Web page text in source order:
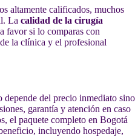
altamente calificados, muchos
La calidad de la cirugía
favor si lo comparas con
la clínica y el profesional
depende del precio inmediato sino
garantía y atención en caso
el paquete completo en Bogotá
incluyendo hospedaje,